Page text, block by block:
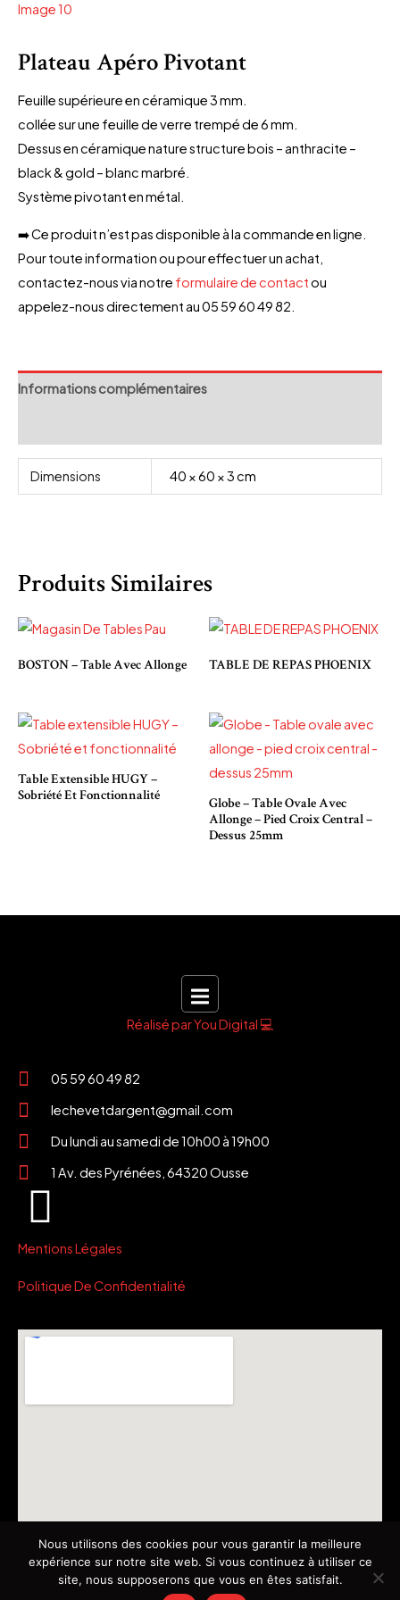
Plateau Apéro Pivotant
Feuille supérieure en céramique 3 mm.
collée sur une feuille de verre trempé de 6 mm.
Dessus en céramique nature structure bois – anthracite –
black & gold – blanc marbré.
Système pivotant en métal.
➡️ Ce produit n’est pas disponible à la commande en ligne.
Pour toute information ou pour effectuer un achat,
contactez-nous via notre formulaire de contactou
appelez-nous directement au 05 59 60 49 82.
Informations complémentaires
Dimensions 40 × 60 × 3 cm
Produits Similaires
BOSTON – Table Avec Allonge TABLE DE REPAS PHOENIX
Table Extensible HUGY –
Sobriété Et Fonctionnalité
Globe – Table Ovale Avec
Allonge – Pied Croix Central –
Dessus 25mm
Réalisé par You Digital 💻
05 59 60 49 82
lechevetdargent@gmail.com
Du lundi au samedi de 10h00 à 19h00
1 Av. des Pyrénées, 64320 Ousse
Mentions Légales
Politique De Confidentialité
Nous utilisons des cookies pour vous garantir la meilleure
expérience sur notre site web. Si vous continuez à utiliser ce
site, nous supposerons que vous en êtes satisfait.